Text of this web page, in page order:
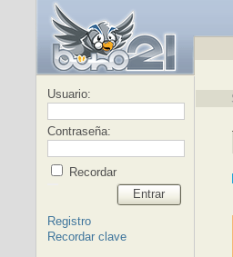
Usuario:
Contraseña:
Recordar
Entrar
Registro
Recordar clave